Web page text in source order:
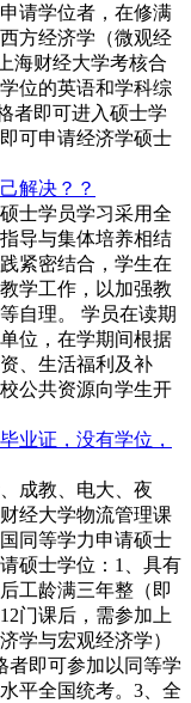
请学位者，在修满
方经济学（微观经
海财经大学考核合
位的英语和学科综
者即可进入硕士学
可申请经济学硕士
解决？？
士学员学习采用全
导与集体培养相结
紧密结合，学生在
学工作，以加强教
自理。 学员在读期
位，在学期间根据
、生活福利及补
公共资源向学生开
业证，没有学位，
成教、电大、夜
经大学物流管理课
同等学力申请硕士
硕士学位：1、具有
工龄满三年整（即
门课后，需参加上
学与宏观经济学）
者即可参加以同等学
平全国统考。3、全